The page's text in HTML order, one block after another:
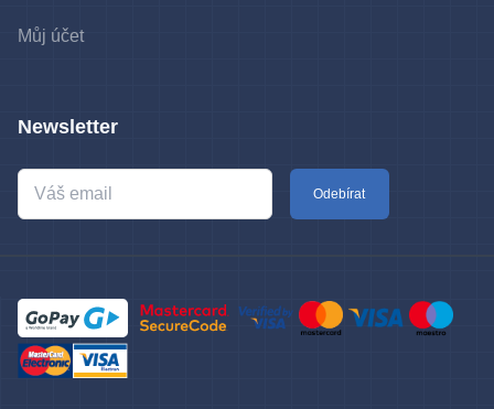
Můj účet
Newsletter
Odebírat